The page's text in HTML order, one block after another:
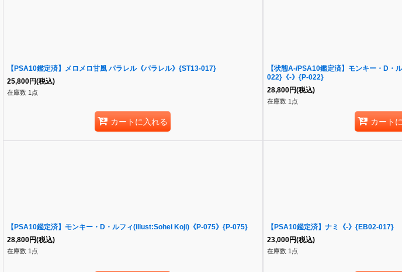
【PSA10鑑定済】メロメロ甘風 パラレル《パラレル》{ST13-017}
25,800円(税込)
在庫数 1点
カートに入れる
【状態A-/PSA10鑑定済】モンキー・D・
022}《-》{P-022}
28,800円(税込)
在庫数 1点
カート
【PSA10鑑定済】モンキー・D・ルフィ(illust:Sohei Koji)《P-075》{P-075}
28,800円(税込)
在庫数 1点
【PSA10鑑定済】ナミ《-》{EB02-017}
23,000円(税込)
在庫数 1点